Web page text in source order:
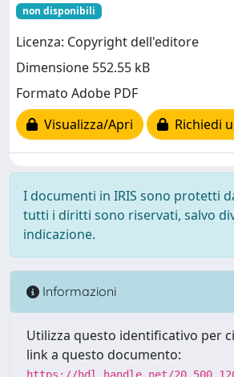
non disponibili
Licenza: Copyright dell'editore
Dimensione 552.55 kB
Formato Adobe PDF
Visualizza/Apri
Richiedi
I documenti in IRIS sono protetti
tutti i diritti sono riservati, salvo
indicazione.
Informazioni
Utilizza questo identificativo per
link a questo documento: